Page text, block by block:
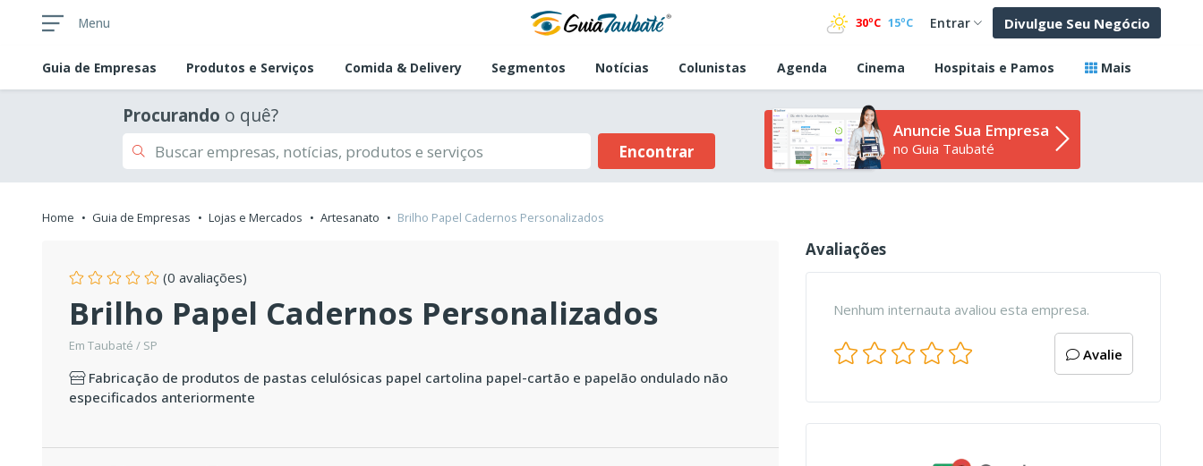
Menu 30ºC 15ºC Entrar Divulgue Seu Negócio
Guia de Empresas Produtos e Serviços Comida & Delivery Segmentos Notícias Colunistas Agenda Cinema Hospitais e Pamos Mais
Procurando o quê?
Encontrar
Anuncie Sua Empresa
no Guia Taubaté
Home Guia de Empresas Lojas e Mercados Artesanato Brilho Papel Cadernos Personalizados
(0 avaliações)
Brilho Papel Cadernos Personalizados
Em Taubaté / SP
Fabricação de produtos de pastas celulósicas papel cartolina papel-cartão e papelão ondulado não
especificados anteriormente
Avaliações
Nenhum internauta avaliou esta empresa.
Avalie